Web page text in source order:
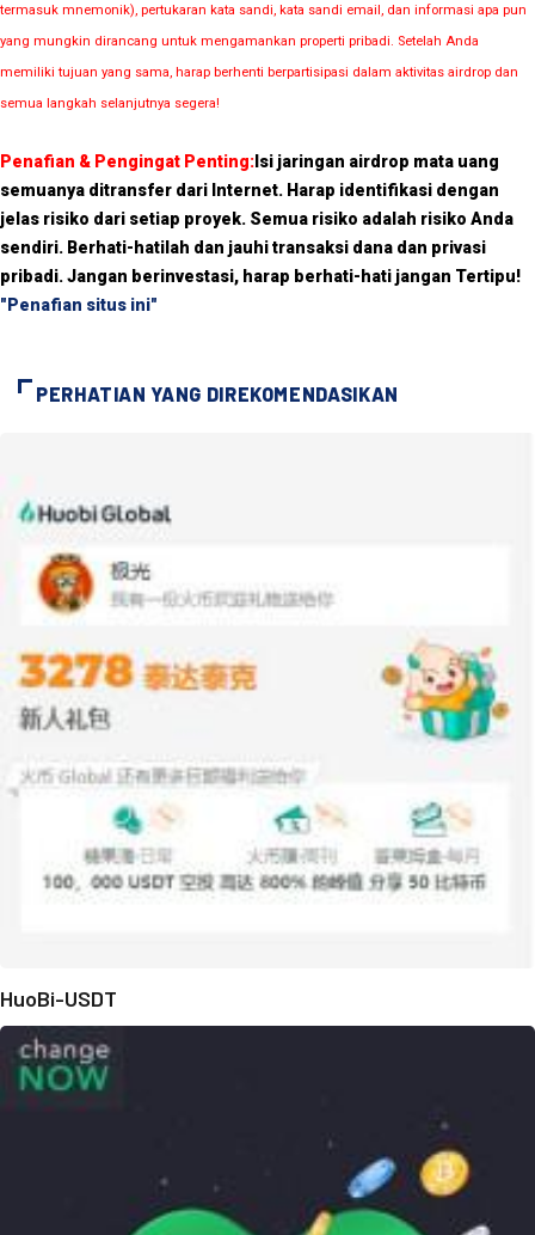
termasuk mnemonik), pertukaran kata sandi, kata sandi email, dan informasi apa pun
yang mungkin dirancang untuk mengamankan properti pribadi. Setelah Anda
memiliki tujuan yang sama, harap berhenti berpartisipasi dalam aktivitas airdrop dan
semua langkah selanjutnya segera!
Penafian & Pengingat Penting: Isi jaringan airdrop mata uang
semuanya ditransfer dari Internet. Harap identifikasi dengan
jelas risiko dari setiap proyek. Semua risiko adalah risiko Anda
sendiri. Berhati-hatilah dan jauhi transaksi dana dan privasi
pribadi. Jangan berinvestasi, harap berhati-hati jangan Tertipu!
"Penafian situs ini"
PERHATIAN YANG DIREKOMENDASIKAN
HuoBi-USDT